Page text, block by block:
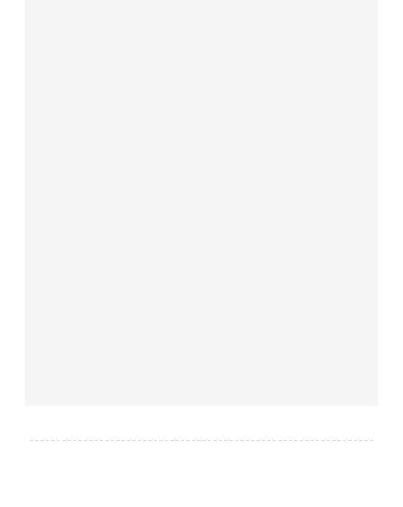
----------------------------------------------------------------